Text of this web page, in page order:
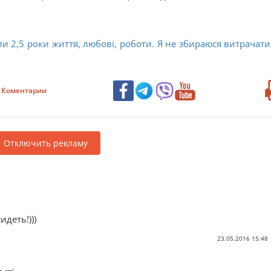
2,5 роки життя, любові, роботи. Я не збираюся
Коментарии
Отключить рекламу
23.05.2016 15:48